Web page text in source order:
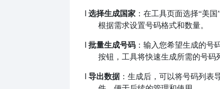
l 选择生成国家 ：在工具页面选择“美国
根据需求设置号码格式和数量。
l 批量生成号码 ：输入您希望生成的号
按钮，工具将快速生成所需的号码
l 导出数据：生成后，可以将号码列表